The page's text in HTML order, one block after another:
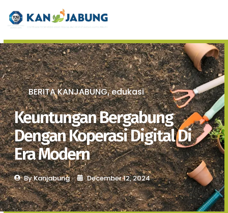
BERITA KANJABUNG,edukasi
Keuntungan Bergabung
Dengan Koperasi Digital Di
Era Modern
ByKanjabung December 12, 2024